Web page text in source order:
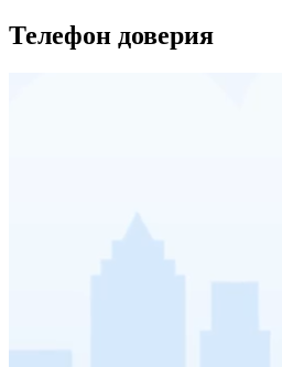
Телефон доверия